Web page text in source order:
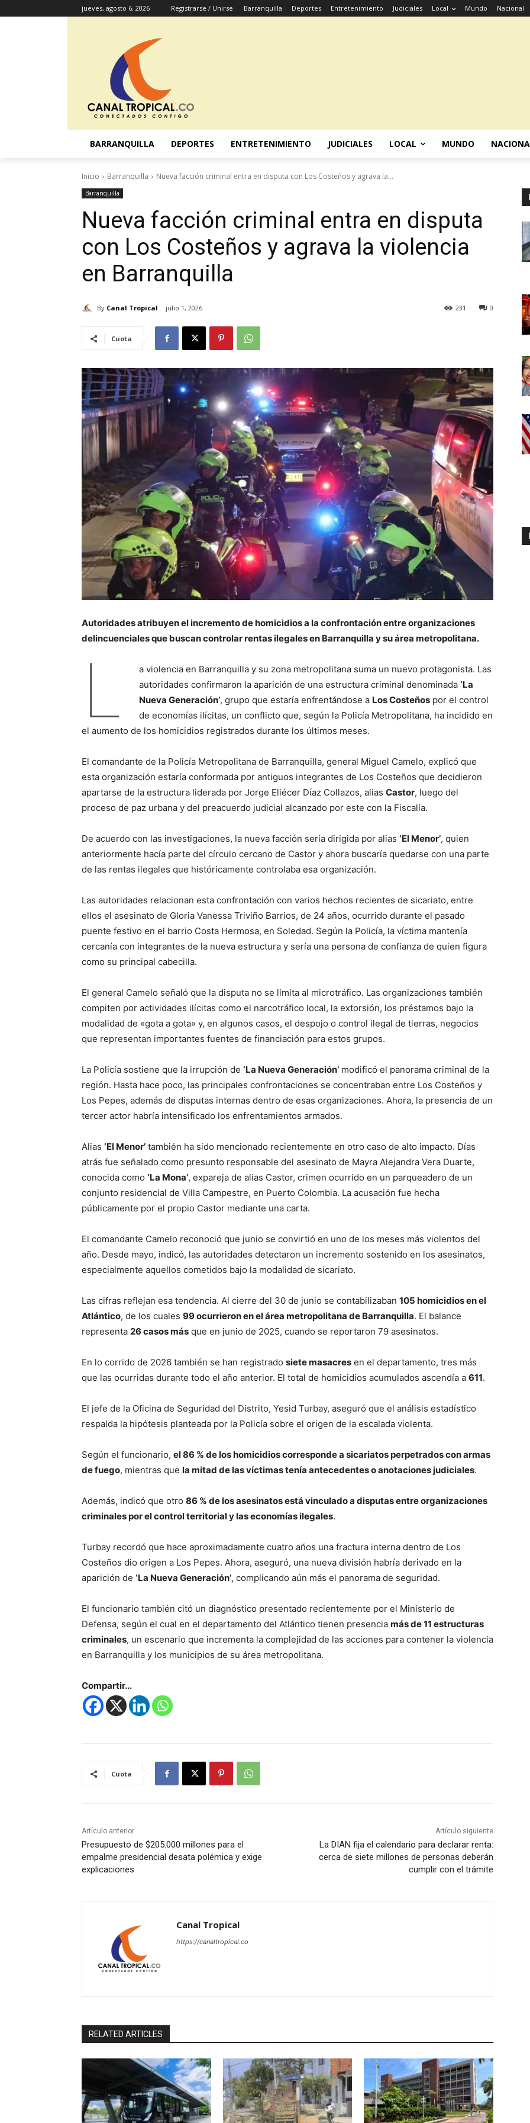
jueves, agosto 6, 2026 Registrarse / Unirse Barranquilla Deportes Entretenimiento Judiciales Local Mundo Nacional
BARRANQUILLA DEPORTES ENTRETENIMIENTO JUDICIALES LOCAL MUNDO
Inicio Barranquilla Nueva facción criminal entra en disputa con Los Costeños y agrava la...
Barranquilla
Nueva facción criminal entra en disputa
con Los Costeños y agrava la violencia
en Barranquilla
By Canal Tropical julio 1, 2026 0
231
Cuota
Autoridades atribuyen el incremento de homicidios a la confrontación entre organizaciones
delincuenciales que buscan controlar rentas ilegales en Barranquilla y su área metropolitana.
L
a violencia en Barranquilla y su zona metropolitana suma un nuevo protagonista. Las
autoridades confirmaron la aparición de una estructura criminal denominada ‘La
Nueva Generación’, grupo que estaría enfrentándose a Los Costeñospor el control
de economías ilícitas, un conflicto que, según la Policía Metropolitana, ha incidido en
el aumento de los homicidios registrados durante los últimos meses.
El comandante de la Policía Metropolitana de Barranquilla, general Miguel Camelo, explicó que
esta organización estaría conformada por antiguos integrantes de Los Costeños que decidieron
apartarse de la estructura liderada por Jorge Eliécer Díaz Collazos, alias Castor, luego del
proceso de paz urbana y del preacuerdo judicial alcanzado por este con la Fiscalía.
De acuerdo con las investigaciones, la nueva facción sería dirigida por alias ‘El Menor’, quien
anteriormente hacía parte del círculo cercano de Castor y ahora buscaría quedarse con una parte
de las rentas ilegales que históricamente controlaba esa organización.
Las autoridades relacionan esta confrontación con varios hechos recientes de sicariato, entre
ellos el asesinato de Gloria Vanessa Triviño Barrios, de 24 años, ocurrido durante el pasado
puente festivo en el barrio Costa Hermosa, en Soledad. Según la Policía, la víctima mantenía
cercanía con integrantes de la nueva estructura y sería una persona de confianza de quien figura
como su principal cabecilla.
El general Camelo señaló que la disputa no se limita al microtráfico. Las organizaciones también
compiten por actividades ilícitas como el narcotráfico local, la extorsión, los préstamos bajo la
modalidad de «gota a gota» y, en algunos casos, el despojo o control ilegal de tierras, negocios
que representan importantes fuentes de financiación para estos grupos.
La Policía sostiene que la irrupción de ‘La Nueva Generación’ modificó el panorama criminal de la
región. Hasta hace poco, las principales confrontaciones se concentraban entre Los Costeños y
Los Pepes, además de disputas internas dentro de esas organizaciones. Ahora, la presencia de un
tercer actor habría intensificado los enfrentamientos armados.
Alias ‘El Menor’ también ha sido mencionado recientemente en otro caso de alto impacto. Días
atrás fue señalado como presunto responsable del asesinato de Mayra Alejandra Vera Duarte,
conocida como ‘La Mona’, expareja de alias Castor, crimen ocurrido en un parqueadero de un
conjunto residencial de Villa Campestre, en Puerto Colombia. La acusación fue hecha
públicamente por el propio Castor mediante una carta.
El comandante Camelo reconoció que junio se convirtió en uno de los meses más violentos del
año. Desde mayo, indicó, las autoridades detectaron un incremento sostenido en los asesinatos,
especialmente aquellos cometidos bajo la modalidad de sicariato.
Las cifras reflejan esa tendencia. Al cierre del 30 de junio se contabilizaban 105 homicidios en el
Atlántico, de los cuales 99 ocurrieron en el área metropolitana de Barranquilla. El balance
representa 26 casos más que en junio de 2025, cuando se reportaron 79 asesinatos.
En lo corrido de 2026 también se han registrado siete masacres en el departamento, tres más
que las ocurridas durante todo el año anterior. El total de homicidios acumulados ascendía a 611.
El jefe de la Oficina de Seguridad del Distrito, Yesid Turbay, aseguró que el análisis estadístico
respalda la hipótesis planteada por la Policía sobre el origen de la escalada violenta.
Según el funcionario, el 86 % de los homicidios corresponde a sicariatos perpetrados con armas
de fuego, mientras que la mitad de las víctimas tenía antecedentes o anotaciones judiciales.
Además, indicó que otro 86 % de los asesinatos está vinculado a disputas entre organizaciones
criminales por el control territorial y las economías ilegales.
Turbay recordó que hace aproximadamente cuatro años una fractura interna dentro de Los
Costeños dio origen a Los Pepes. Ahora, aseguró, una nueva división habría derivado en la
aparición de ‘La Nueva Generación’, complicando aún más el panorama de seguridad.
El funcionario también citó un diagnóstico presentado recientemente por el Ministerio de
Defensa, según el cual en el departamento del Atlántico tienen presencia más de 11 estructuras
criminales, un escenario que incrementa la complejidad de las acciones para contener la violencia
en Barranquilla y los municipios de su área metropolitana.
Compartir...
Cuota
Artículo anterior
Presupuesto de $205.000 millones para el
empalme presidencial desata polémica y exige
explicaciones
Artículo siguiente
La DIAN fija el calendario para declarar renta:
cerca de siete millones de personas deberán
cumplir con el trámite
Canal Tropical
https://canaltropical.co
RELATED ARTICLES